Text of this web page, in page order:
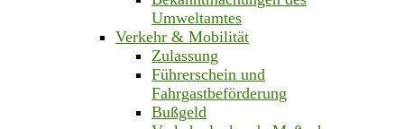
Umweltamtes
Verkehr & Mobilität
Zulassung
Führerschein und
Fahrgastbeförderung
Bußgeld